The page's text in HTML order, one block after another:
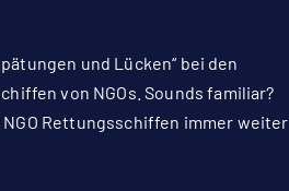
und Lücken“ bei den
von NGOs. Sounds familiar?
Rettungsschiffen immer weiter